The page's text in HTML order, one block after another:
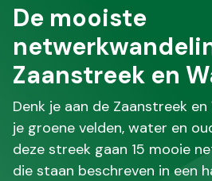
De mooiste
Zaanstreek en
Denk je aan de Zaanstreek
je groene velden, water en
deze streek gaan 15 mooie
die staan beschreven in een